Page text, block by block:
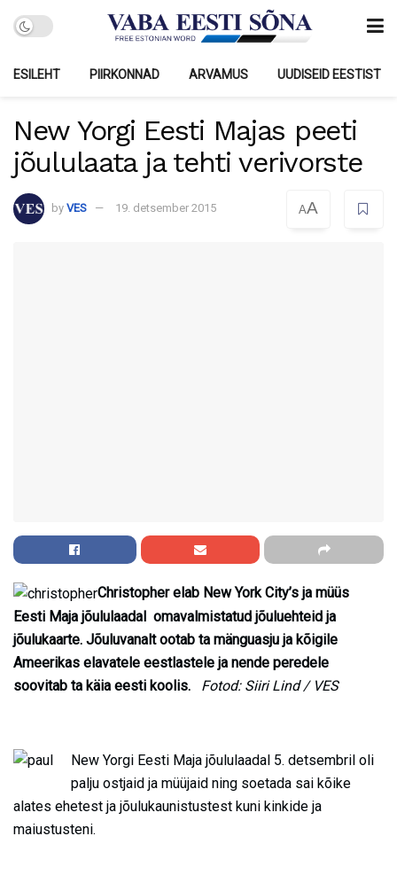
ESILEHT PIIRKONNAD ARVAMUS UUDISEID EESTIST
New Yorgi Eesti Majas peeti
jõululaata ja tehti verivorste
by VES 19. detsember 2015 AA
Christopher elab New York City’s ja müüs
Eesti Maja jõululaadal omavalmistatud jõuluehteid ja
jõulukaarte. Jõuluvanalt ootab ta mänguasju ja kõigile
Ameerikas elavatele eestlastele ja nende peredele
soovitab ta käia eesti koolis.
Fotod: Siiri Lind / VES
New Yorgi Eesti Maja jõululaadal 5. detsembril oli
palju ostjaid ja müüjaid ning soetada sai kõike
alates ehetest ja jõulukaunistustest kuni kinkide ja
maiustusteni.